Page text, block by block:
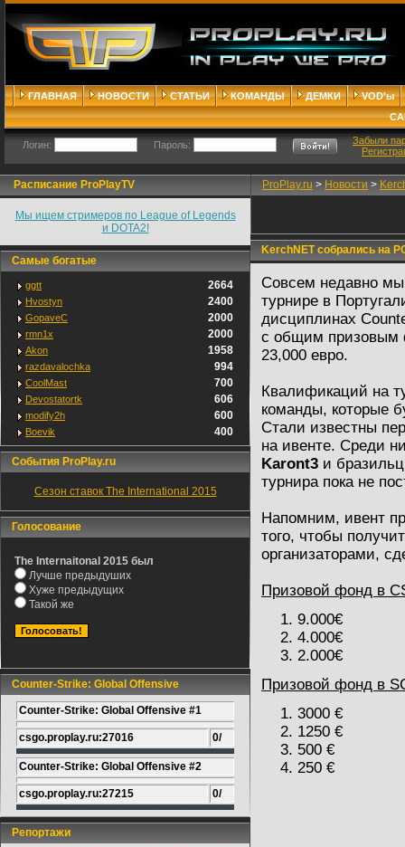
ГЛАВНАЯ НОВОСТИ СТАТЬИ КОМАНДЫ ДЕМКИ
VOD'ы
Логин: Пароль:
Забыли
Расписание ProPlayTV
Мы ищем стримеров по League of Legends
и DOTA2!
Самые богатые
ggtt 2664
Hvostyn 2400
GopaveC 2000
rmn1x 2000
Akon 1958
razdavalochka 994
CoolMast 700
Devostatortk 606
modify2h 600
Boevik 400
События ProPlay.ru
Сезон ставок The International 2015
Голосование
The Internaitonal 2015 был
Лучше предыдуших
Хуже предыдущих
Такой же
Counter-Strike: Global Offensive
Counter-Strike: Global Offensive #1
csgo.proplay.ru:27016 0/
Counter-Strike: Global Offensive #2
csgo.proplay.ru:27215 0/
Репортажи
ProPlay.ru > Новости >
KerchNET собрались на
Совсем недавно
турнире в
дисциплинах
с общим призовым
23,000 евро.
Квалификаций на
команды, которые
Стали известны
на ивенте. Среди
Karont3 и
турнира пока не
Напомним, ивент
того, чтобы
организаторами,
Призовой фонд в
9.000€
4.000€
2.000€
Призовой фонд в
3000 €
1250 €
500 €
250 €